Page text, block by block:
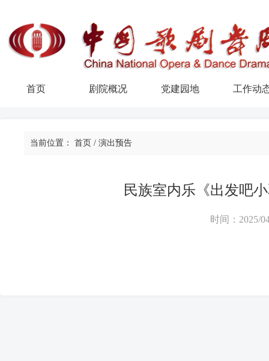
首页 剧院概况 党建园地 工作动
当前位置： 首页 / 演出预告
民族室内乐《出发吧
时间：2025/